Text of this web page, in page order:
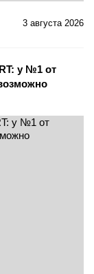
3 августа 2026
у №1 от